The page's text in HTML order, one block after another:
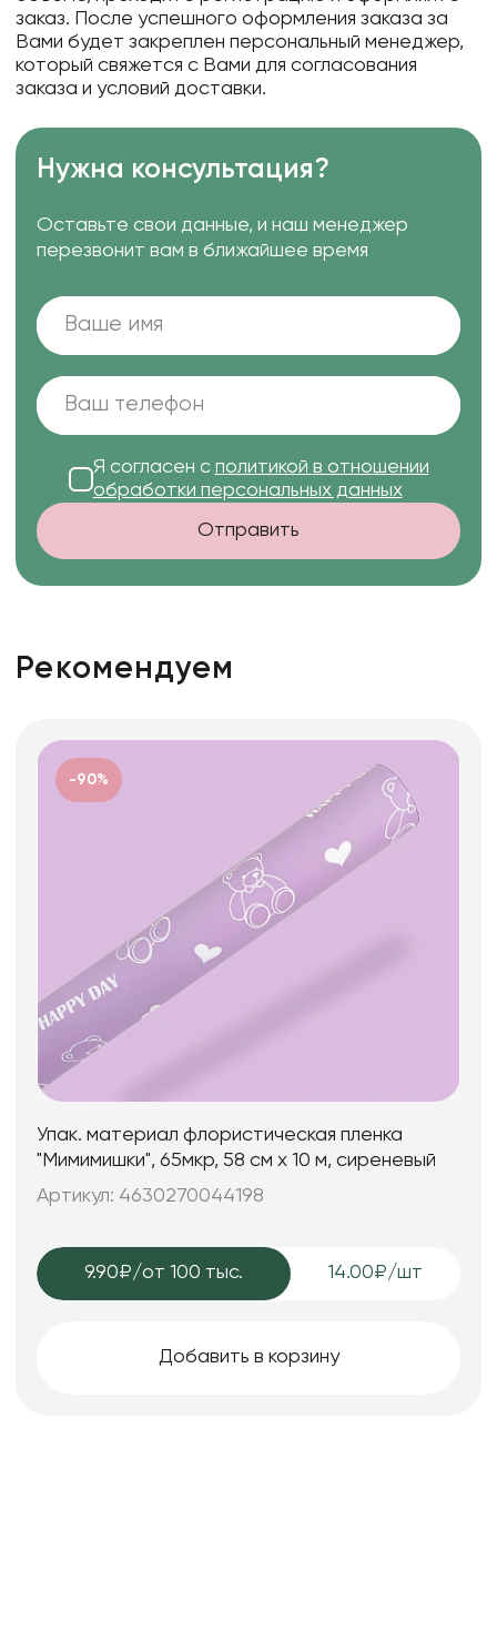
заказ. После успешного оформления заказа за
Вами будет закреплен персональный менеджер,
который свяжется с Вами для согласования
заказа и условий доставки.
Нужна консультация?
Оставьте свои данные, и наш менеджер
перезвонит вам в ближайшее время
Я согласен с политикой в отношении
обработки персональных данных
Отправить
Рекомендуем
-90%
Упак. материал флористическая пленка
"Мимимишки", 65мкр, 58 см х 10 м, сиреневый
Артикул: 4630270044198
9.90₽/от 100 тыс. 14.00₽/шт
Добавить в корзину